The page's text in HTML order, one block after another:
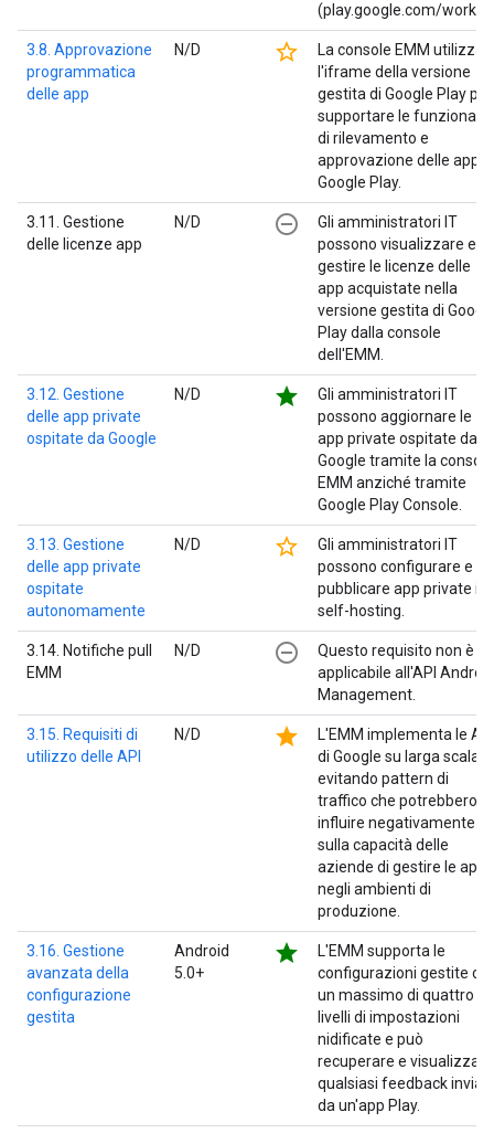
(play.google.com/work).
3.8. Approvazione
programmatica
delle app
N/D star_border
La console EMM utilizza
l'iframe della versione
gestita di Google Play per
supportare le
di rilevamento e
approvazione delle app di
Google Play.
3.11. Gestione
delle licenze app
N/D remove_circle_outline
Gli amministratori IT
possono visualizzare e
gestire le licenze delle
app acquistate nella
versione gestita di
Play dalla console
dell'EMM.
3.12. Gestione
delle app private
ospitate da Google
N/D star
Gli amministratori IT
possono aggiornare le
app private ospitate da
Google tramite la console
EMM anziché tramite
Google Play Console.
3.13. Gestione
delle app private
ospitate
autonomamente
N/D star_border
Gli amministratori IT
possono configurare e
pubblicare app private in
self-hosting.
3.14. Notifiche pull
EMM
N/D remove_circle_outline
Questo requisito non è
applicabile all'API Android
Management.
3.15. Requisiti di
utilizzo delle API
N/D star
L'EMM implementa le API
di Google su larga scala,
evitando pattern di
traffico che potrebbero
influire negativamente
sulla capacità delle
aziende di gestire le app
negli ambienti di
produzione.
3.16. Gestione
avanzata della
configurazione
gestita
Android
5.0+
star
L'EMM supporta le
configurazioni gestite
un massimo di quattro
livelli di impostazioni
nidificate e può
recuperare e visualizzare
qualsiasi feedback
da un'app Play.